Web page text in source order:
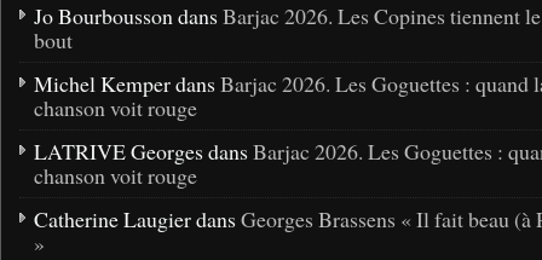
Jo Bourbousson dans Barjac 2026. Les Copines tiennent
bout
Michel Kemper dans Barjac 2026. Les Goguettes : quand
chanson voit rouge
LATRIVE Georges dans Barjac 2026. Les Goguettes :
chanson voit rouge
Catherine Laugier dans Georges Brassens « Il fait beau (à
»